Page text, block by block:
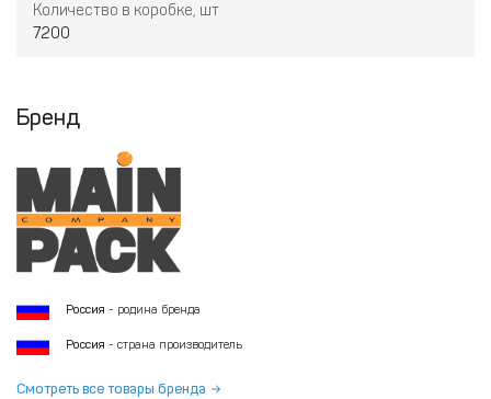
Количество в коробке, шт
7200
Бренд
Россия - родина бренда
Россия - страна производитель
Смотреть все товары бренда